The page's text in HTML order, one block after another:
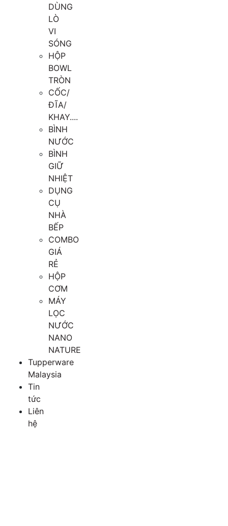
DÙNG
LÒ
VI
SÓNG
HỘP
BOWL
TRÒN
CỐC/
ĐĨA/
KHAY....
BÌNH
NƯỚC
BÌNH
GIỮ
NHIỆT
DỤNG
CỤ
NHÀ
BẾP
COMBO
GIÁ
RẺ
HỘP
CƠM
MÁY
LỌC
NƯỚC
NANO
NATURE
Tupperware
Malaysia
Tin
tức
Liên
hệ